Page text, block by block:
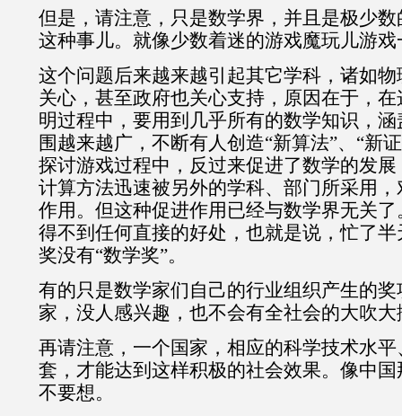
但是，请注意，只是数学界，并且是极少
这种事儿。就像少数着迷的游戏魔玩儿游戏
这个问题后来越来越引起其它学科，诸如
关心，甚至政府也关心支持，原因在于，在
明过程中，要用到几乎所有的数学知识，
围越来越广，不断有人创造“新算法”、“
探讨游戏过程中，反过来促进了数学的发
计算方法迅速被另外的学科、部门所采用
作用。但这种促进作用已经与数学界无关
得不到任何直接的好处，也就是说，忙了
奖没有“数学奖”。
有的只是数学家们自己的行业组织产生的
家，没人感兴趣，也不会有全社会的大吹
再请注意，一个国家，相应的科学技术水
套，才能达到这样积极的社会效果。像中
不要想。